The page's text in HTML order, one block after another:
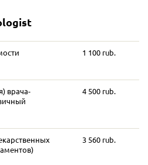
1 100 rub.
врача-
4 500 rub.
3 560 rub.